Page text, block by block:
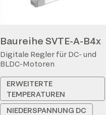
Baureihe SVTE-A-B4x
Digitale Regler für DC- und
BLDC-Motoren
ERWEITERTE
TEMPERATUREN
NIEDERSPANNUNG DC